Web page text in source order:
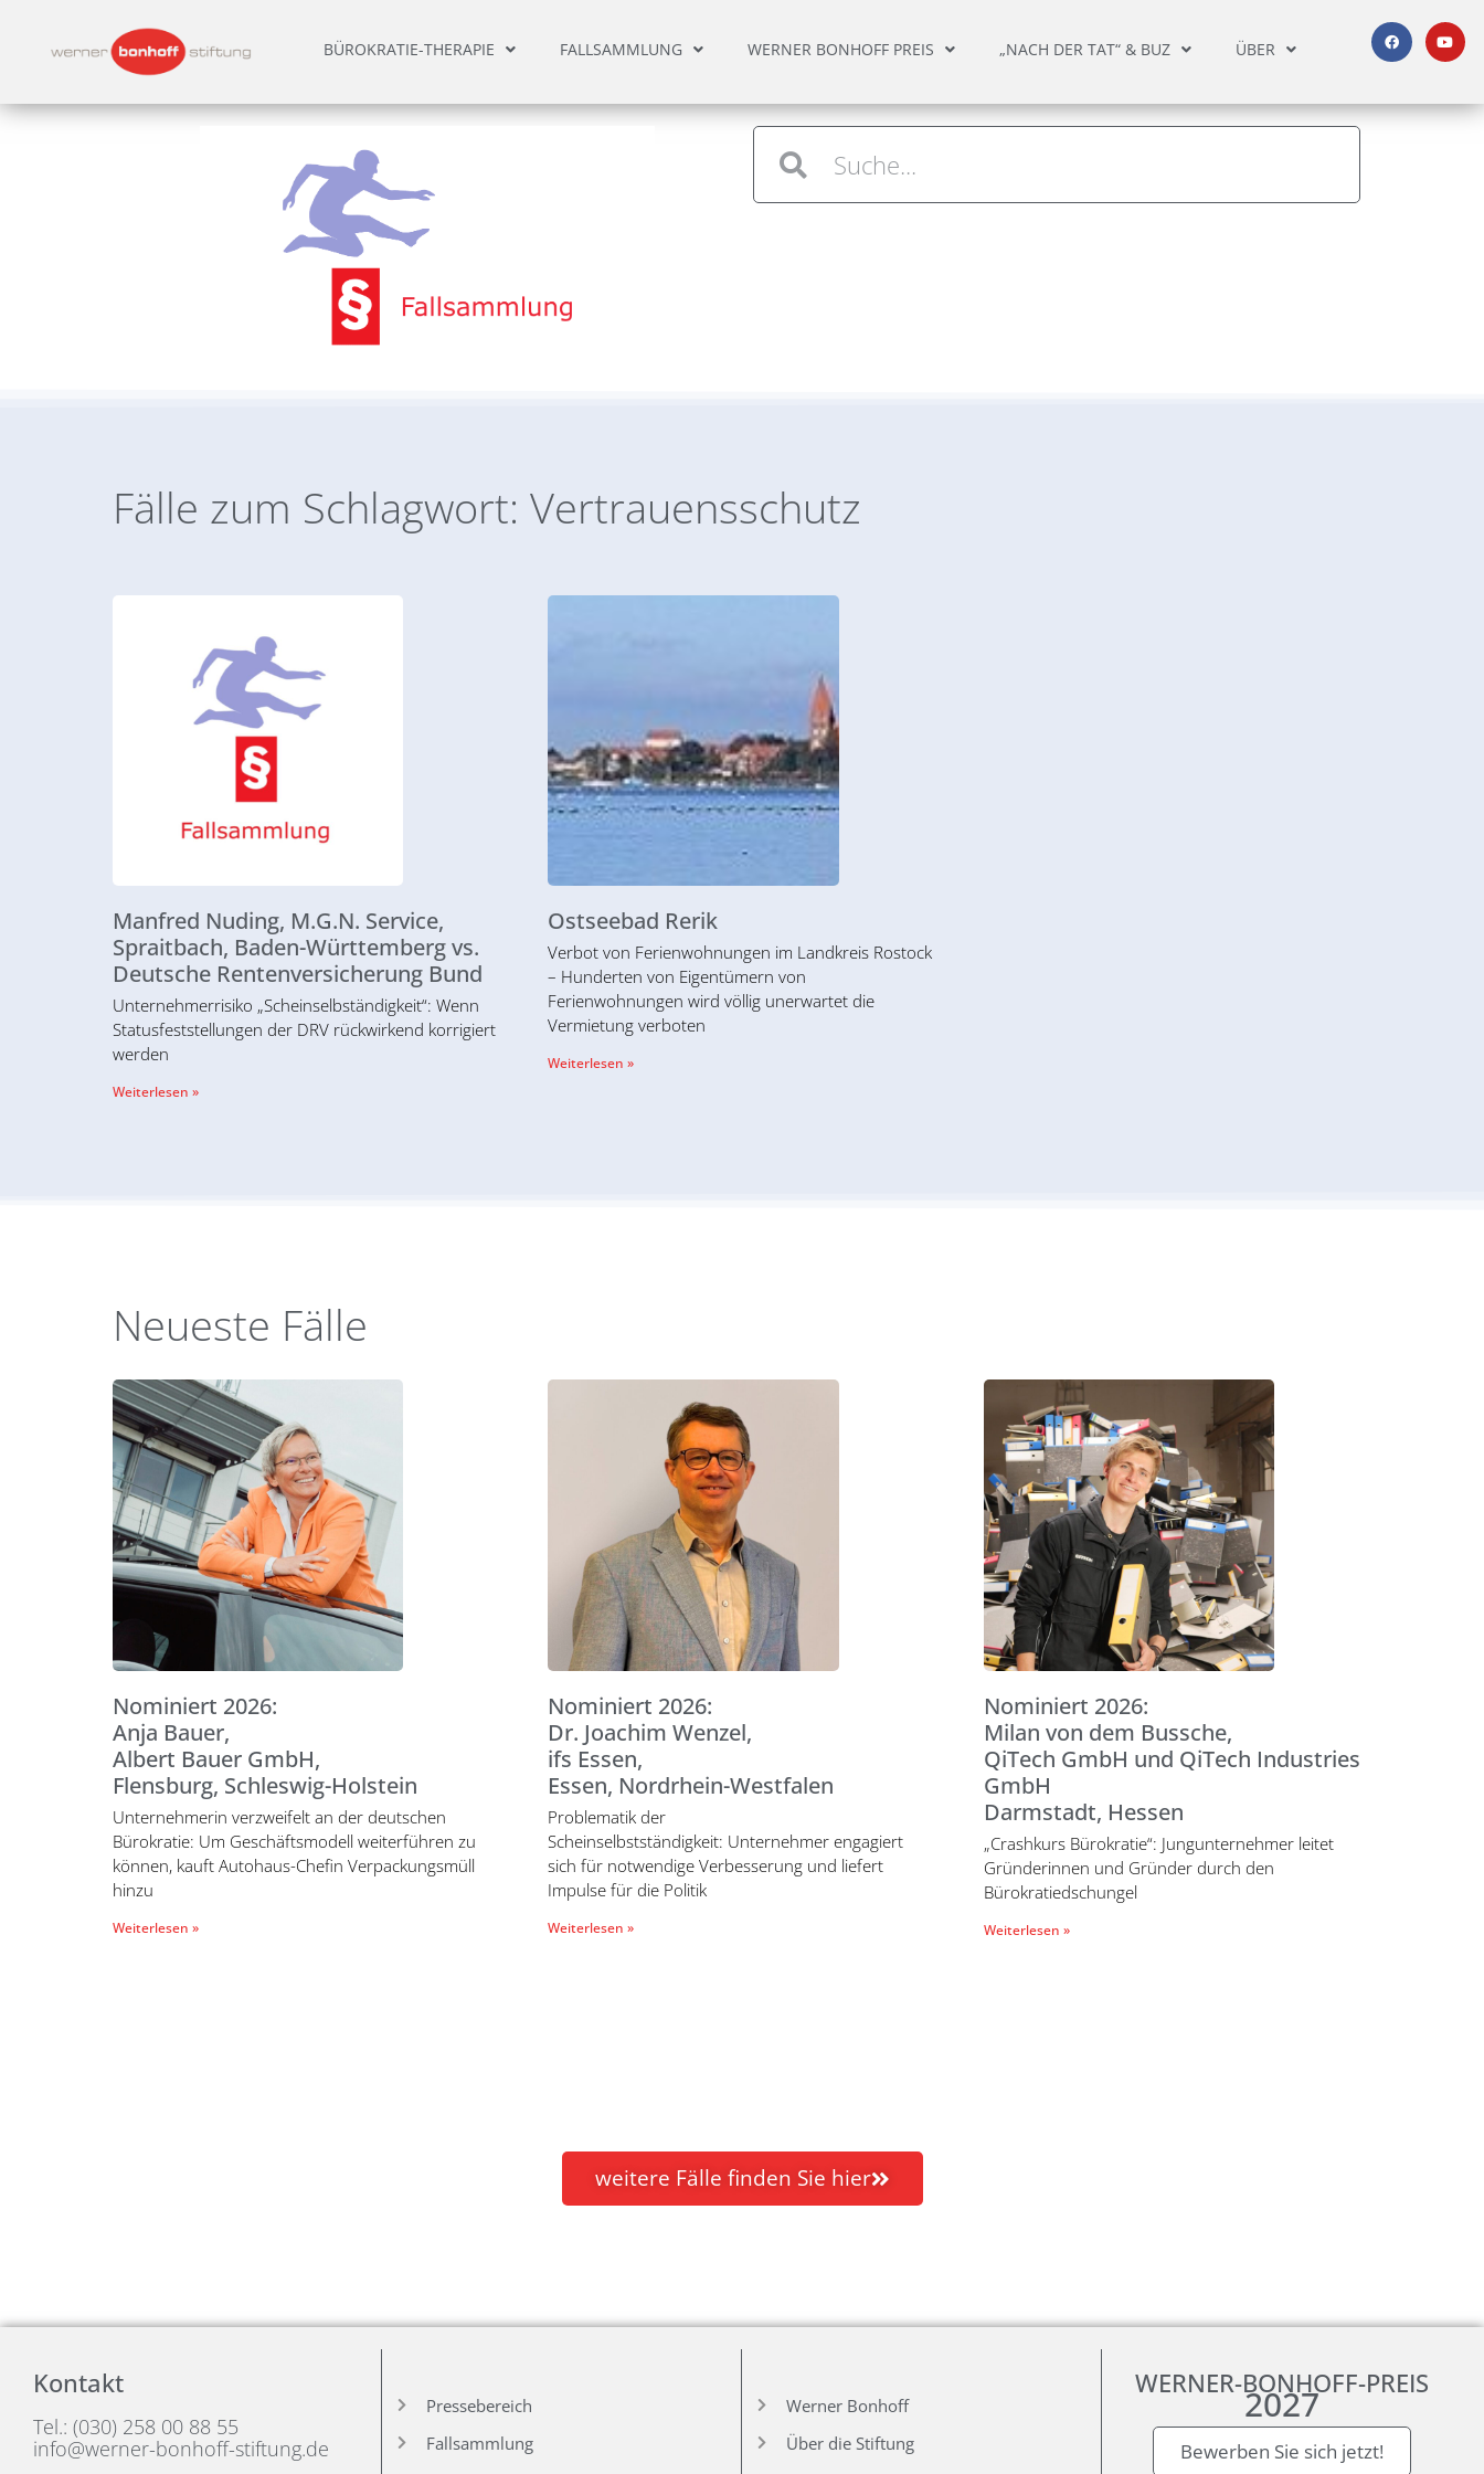
BÜROKRATIE-THERAPIE FALLSAMMLUNG WERNER BONHOFF PREIS „NACH DER TAT“ & BUZ ÜBER
Fälle zum Schlagwort: Vertrauensschutz
Manfred Nuding, M.G.N. Service,
Spraitbach, Baden-Württemberg vs.
Deutsche Rentenversicherung Bund
Unternehmerrisiko „Scheinselbständigkeit“: Wenn
Statusfeststellungen der DRV rückwirkend korrigiert
werden
Weiterlesen »
Ostseebad Rerik
Verbot von Ferienwohnungen im Landkreis Rostock
– Hunderten von Eigentümern von
Ferienwohnungen wird völlig unerwartet die
Vermietung verboten
Weiterlesen »
Neueste Fälle
Nominiert 2026:
Anja Bauer,
Albert Bauer GmbH,
Flensburg, Schleswig-Holstein
Unternehmerin verzweifelt an der deutschen
Bürokratie: Um Geschäftsmodell weiterführen zu
können, kauft Autohaus-Chefin Verpackungsmüll
hinzu
Weiterlesen »
Nominiert 2026:
Dr. Joachim Wenzel,
ifs Essen,
Essen, Nordrhein-Westfalen
Problematik der
Scheinselbstständigkeit: Unternehmer engagiert
sich für notwendige Verbesserung und liefert
Impulse für die Politik
Weiterlesen »
Nominiert 2026:
Milan von dem Bussche,
QiTech GmbH und QiTech Industries
GmbH
Darmstadt, Hessen
„Crashkurs Bürokratie“: Jungunternehmer leitet
Gründerinnen und Gründer durch den
Bürokratiedschungel
Weiterlesen »
weitere Fälle finden Sie hier
Kontakt
Tel.: (030) 258 00 88 55
info@werner-bonhoff-stiftung.de
Pressebereich
Fallsammlung
Werner Bonhoff
Über die Stiftung
WERNER-BONHOFF-PREIS
2027
Bewerben Sie sich jetzt!